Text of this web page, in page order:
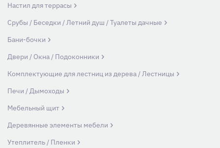
Настил для террасы
Срубы / Беседки / Летний душ / Туалеты дачные
Бани-бочки
Двери / Окна / Подоконники
Комплектующие для лестниц из дерева / Лестницы
Печи / Дымоходы
Мебельный щит
Деревянные элементы мебели
Утеплитель / Пленки